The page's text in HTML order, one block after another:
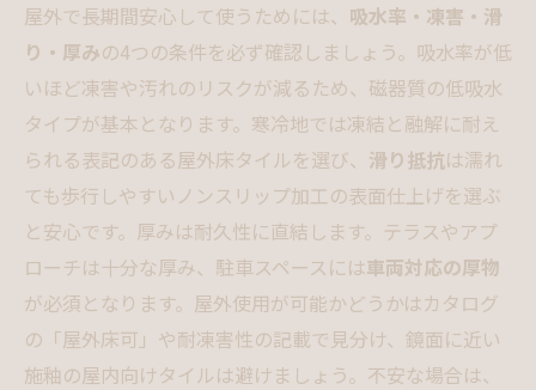
屋外で長期間安心して使うためには、 吸水率・凍害・滑
り・厚みの4つの条件を必ず確認しましょう。吸水率が低
いほど凍害や汚れのリスクが減るため、磁器質の低吸水
タイプが基本となります。寒冷地では凍結と融解に耐え
られる表記のある屋外床タイルを選び、 滑り抵抗は濡れ
ても歩行しやすいノンスリップ加工の表面仕上げを選ぶ
と安心です。厚みは耐久性に直結します。テラスやアプ
ローチは十分な厚み、駐車スペースには車両対応の厚物
が必須となります。屋外使用が可能かどうかはカタログ
の「屋外床可」や耐凍害性の記載で見分け、鏡面に近い
施釉の屋内向けタイルは避けましょう。不安な場合は、